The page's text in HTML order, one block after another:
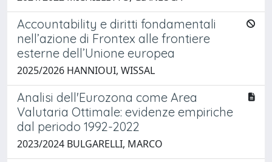
Accountability e diritti fondamentali
nell’azione di Frontex alle frontiere
esterne dell’Unione europea
2025/2026 HANNIOUI, WISSAL
Analisi dell'Eurozona come Area
Valutaria Ottimale: evidenze empiriche
dal periodo 1992-2022
2023/2024 BULGARELLI, MARCO